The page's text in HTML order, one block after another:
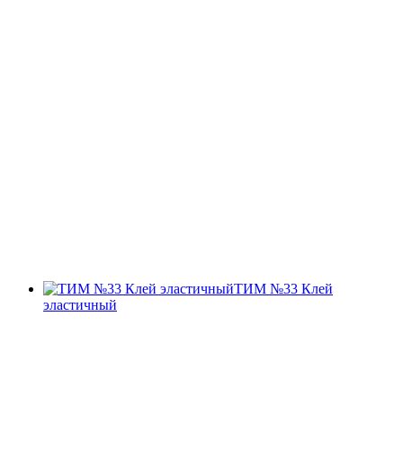
ТИМ №33 Клей
эластичный